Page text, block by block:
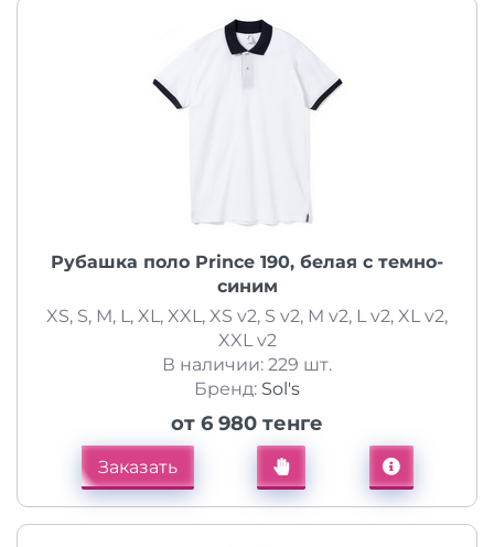
Рубашка поло Prince 190, белая с темно-
синим
XS, S, M, L, XL, XXL, XS v2, S v2, M v2, L v2, XL v2,
XXL v2
В наличии: 229 шт.
Бренд: Sol's
от 6 980 тенге
Заказать